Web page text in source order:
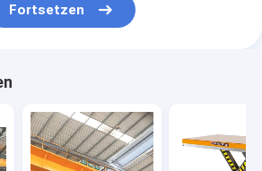
Fortsetzen